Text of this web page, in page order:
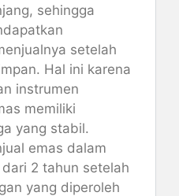
sehingga
setelah
Hal ini karena
instrumen
memiliki
yang stabil.
emas dalam
2 tahun setelah
yang diperoleh